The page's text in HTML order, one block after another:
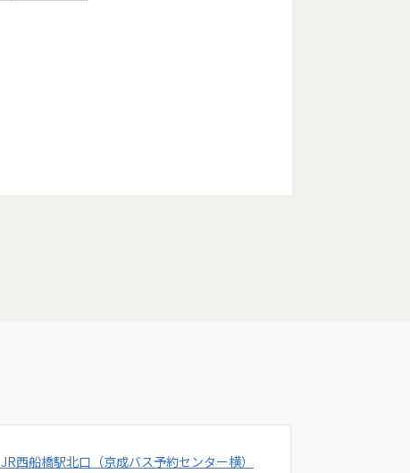
JR西船橋駅北口（京成バス予約センター横）